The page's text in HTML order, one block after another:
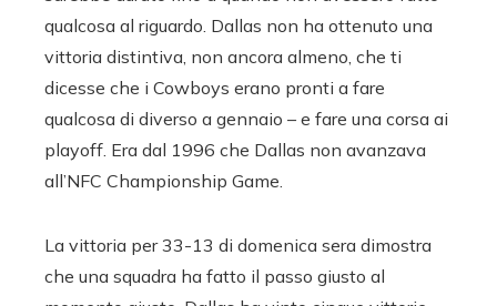
qualcosa al riguardo. Dallas non ha ottenuto una
vittoria distintiva, non ancora almeno, che ti
dicesse che i Cowboys erano pronti a fare
qualcosa di diverso a gennaio – e fare una corsa ai
playoff. Era dal 1996 che Dallas non avanzava
all’NFC Championship Game.
La vittoria per 33-13 di domenica sera dimostra
che una squadra ha fatto il passo giusto al